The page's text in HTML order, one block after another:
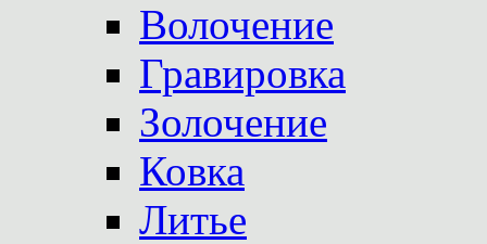
Волочение
Гравировка
Золочение
Ковка
Литье